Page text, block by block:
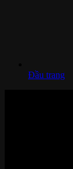
Đầu trang